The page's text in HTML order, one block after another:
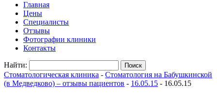
Главная
Цены
Специалисты
Отзывы
Фотографии клиники
Контакты
Найти:
Стоматологическая клиника - Стоматология на Бабушкинской
(в Медведково) – отзывы пациентов - 16.05.15 - 16.05.15